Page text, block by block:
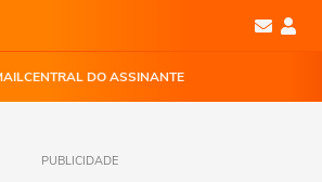
CENTRAL DO ASSINANTE
PUBLICIDADE